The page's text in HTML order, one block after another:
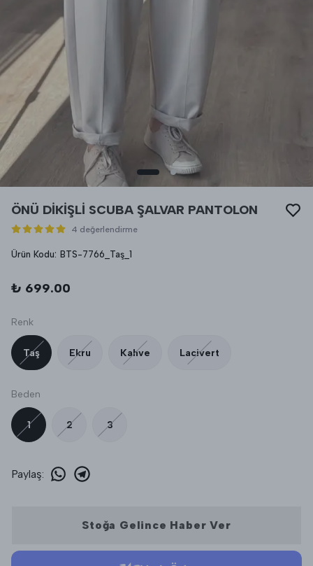
ÖNÜ DİKİŞLİ SCUBA ŞALVAR PANTOLON
4 değerlendirme
Ürün Kodu: BTS-7766_Taş_1
₺ 699.00
Renk
Taş Ekru Kahve Lacivert
Beden
1 2 3
Paylaş:
Stoğa Gelince Haber Ver